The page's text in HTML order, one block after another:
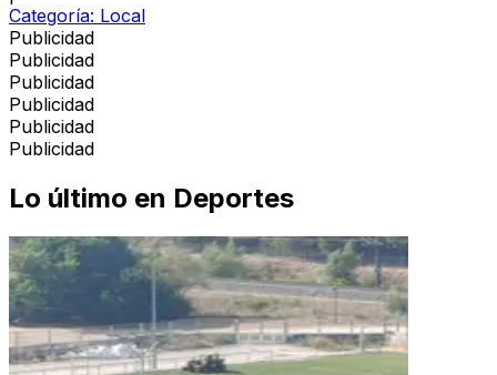
Categoría: Local
Publicidad
Publicidad
Publicidad
Publicidad
Publicidad
Publicidad
Lo último en Deportes